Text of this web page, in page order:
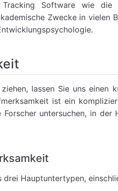
Software wie
Zwecke in vielen
lassen Sie uns einen
ist ein
Forscher untersuchen, in
Hauptuntertypen,